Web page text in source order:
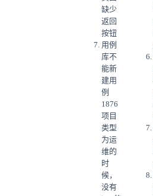
缺少
返回
按钮
用例
库不
能新
建用
例
1876
项目
类型
为运
维的
时
候，
没有